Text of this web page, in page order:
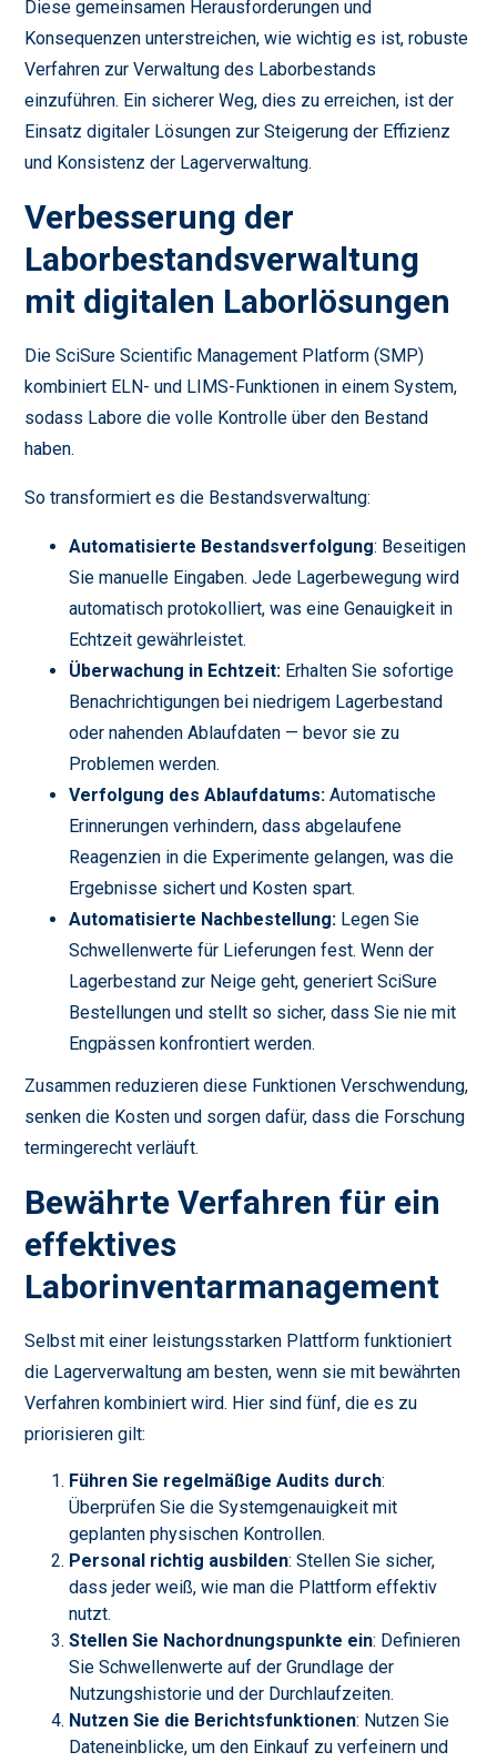
Diese gemeinsamen Herausforderungen und
Konsequenzen unterstreichen, wie wichtig es ist, robuste
Verfahren zur Verwaltung des Laborbestands
einzuführen. Ein sicherer Weg, dies zu erreichen, ist der
Einsatz digitaler Lösungen zur Steigerung der Effizienz
und Konsistenz der Lagerverwaltung.
Verbesserung der
Laborbestandsverwaltung
mit digitalen Laborlösungen
Die SciSure Scientific Management Platform (SMP)
kombiniert ELN- und LIMS-Funktionen in einem System,
sodass Labore die volle Kontrolle über den Bestand
haben.
So transformiert es die Bestandsverwaltung:
Automatisierte Bestandsverfolgung: Beseitigen
Sie manuelle Eingaben. Jede Lagerbewegung wird
automatisch protokolliert, was eine Genauigkeit in
Echtzeit gewährleistet.
Überwachung in Echtzeit: Erhalten Sie sofortige
Benachrichtigungen bei niedrigem Lagerbestand
oder nahenden Ablaufdaten — bevor sie zu
Problemen werden.
Verfolgung des Ablaufdatums:Automatische
Erinnerungen verhindern, dass abgelaufene
Reagenzien in die Experimente gelangen, was die
Ergebnisse sichert und Kosten spart.
Automatisierte Nachbestellung: Legen Sie
Schwellenwerte für Lieferungen fest. Wenn der
Lagerbestand zur Neige geht, generiert SciSure
Bestellungen und stellt so sicher, dass Sie nie mit
Engpässen konfrontiert werden.
Zusammen reduzieren diese Funktionen Verschwendung,
senken die Kosten und sorgen dafür, dass die Forschung
termingerecht verläuft.
Bewährte Verfahren für ein
effektives
Laborinventarmanagement
Selbst mit einer leistungsstarken Plattform funktioniert
die Lagerverwaltung am besten, wenn sie mit bewährten
Verfahren kombiniert wird. Hier sind fünf, die es zu
priorisieren gilt:
Führen Sie regelmäßige Audits durch:
Überprüfen Sie die Systemgenauigkeit mit
geplanten physischen Kontrollen.
Personal richtig ausbilden: Stellen Sie sicher,
dass jeder weiß, wie man die Plattform effektiv
nutzt.
Stellen Sie Nachordnungspunkte ein: Definieren
Sie Schwellenwerte auf der Grundlage der
Nutzungshistorie und der Durchlaufzeiten.
Nutzen Sie die Berichtsfunktionen: Nutzen Sie
Dateneinblicke, um den Einkauf zu verfeinern und